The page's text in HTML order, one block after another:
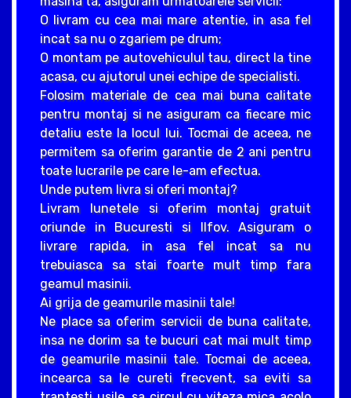
O livram cu cea mai mare atentie, in asa fel
incat sa nu o zgariem pe drum;
O montam pe autovehiculul tau, direct la tine
acasa, cu ajutorul unei echipe de specialisti.
Folosim materiale de cea mai buna calitate
pentru montaj si ne asiguram ca fiecare mic
detaliu este la locul lui. Tocmai de aceea, ne
permitem sa oferim garantie de 2 ani pentru
toate lucrarile pe care le-am efectua.
Unde putem livra si oferi montaj?
Livram lunetele si oferim montaj gratuit
oriunde in Bucuresti si Ilfov. Asiguram o
livrare rapida, in asa fel incat sa nu
trebuiasca sa stai foarte mult timp fara
geamul masinii.
Ai grija de geamurile masinii tale!
Ne place sa oferim servicii de buna calitate,
insa ne dorim sa te bucuri cat mai mult timp
de geamurile masinii tale. Tocmai de aceea,
incearca sa le cureti frecvent, sa eviti sa